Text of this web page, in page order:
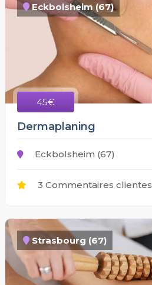
Eckbolsheim (67)
45€
Dermaplaning
Eckbolsheim (67)
3 Commentaires clientes
Strasbourg (67)